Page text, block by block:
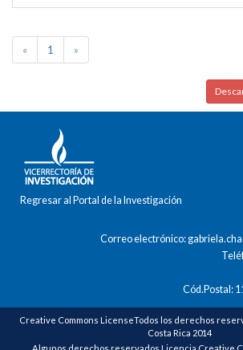
« 1 »
Regresar al Portal de la Investigación
Correo electrónico:
Cód.Postal:
Creative Commons LicenseTodos los derechos
Costa Rica 2014